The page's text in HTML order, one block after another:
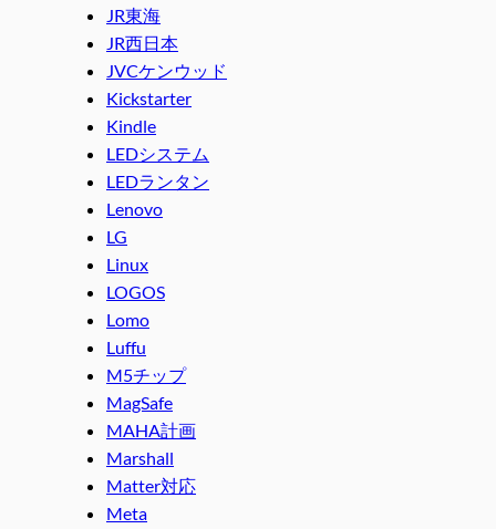
JR東海
JR西日本
JVCケンウッド
Kickstarter
Kindle
LEDシステム
LEDランタン
Lenovo
LG
Linux
LOGOS
Lomo
Luffu
M5チップ
MagSafe
MAHA計画
Marshall
Matter対応
Meta